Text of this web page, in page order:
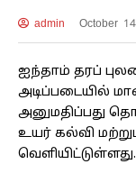
admin October
ஐந்தாம் தரப்
அடிப்படையில்
அனுமதிப்பது
உயர் கல்வி
வெளியிட்டுள்ளது.